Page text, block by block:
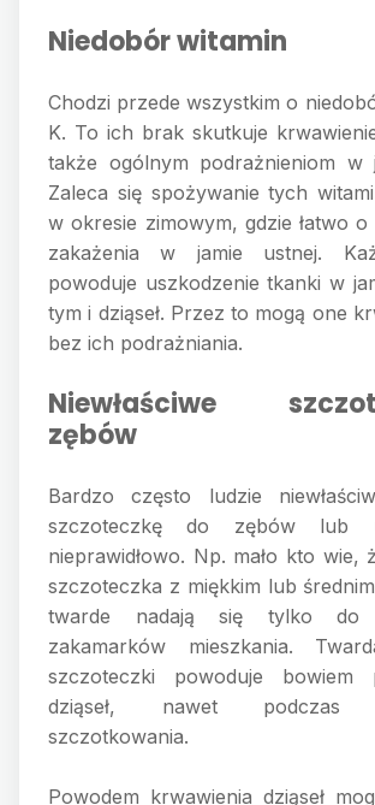
Niedobór witamin
Chodzi przede wszystkim o
K. To ich brak skutkuje
także ogólnym podrażnieniom w
Zaleca się spożywanie tych
w okresie zimowym, gdzie łatwo o
zakażenia w jamie ustnej.
powoduje uszkodzenie tkanki w
tym i dziąseł. Przez to mogą one
bez ich podrażniania.
Niewłaściwe
zębów
Bardzo często ludzie
szczoteczkę do zębów lub
nieprawidłowo. Np. mało kto wie,
szczoteczka z miękkim lub średnim
twarde nadają się tylko do
zakamarków mieszkania.
szczoteczki powoduje bowiem
dziąseł, nawet podczas
szczotkowania.
Powodem krwawienia dziąseł